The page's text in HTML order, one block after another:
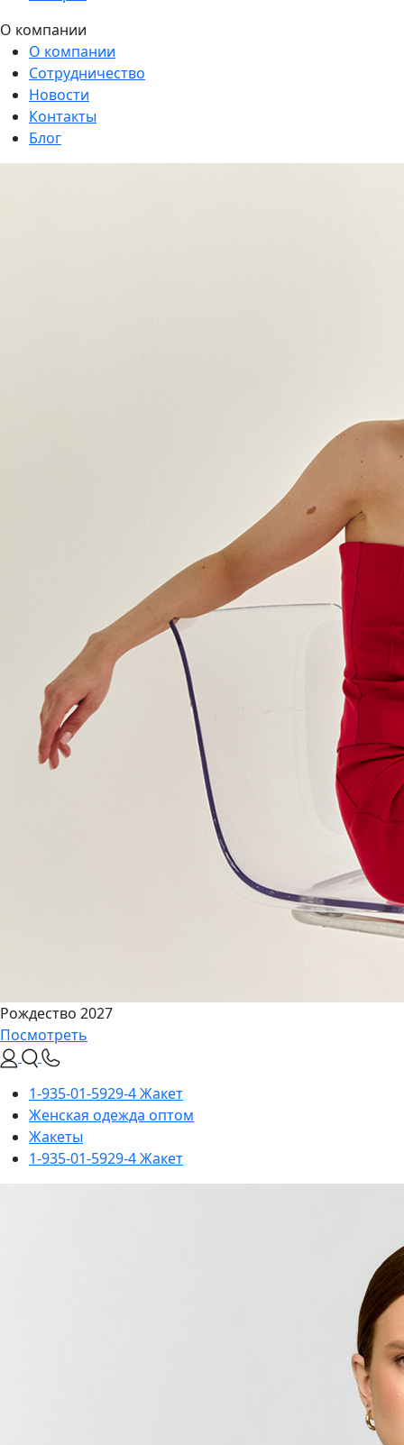
О компании
О компании
Сотрудничество
Новости
Контакты
Блог
Рождество 2027
Посмотреть
1-935-01-5929-4 Жакет
Женская одежда оптом
Жакеты
1-935-01-5929-4 Жакет